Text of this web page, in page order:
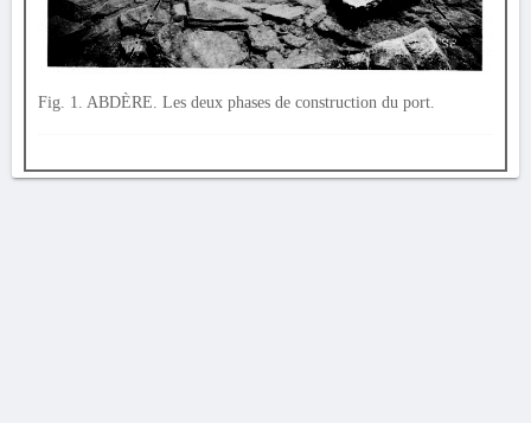
Fig. 1. ABDÈRE. Les deux phases de construction du port.